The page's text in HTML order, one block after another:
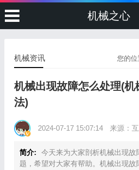
机械之心
您的位
机械资讯
机械出现故障怎么处理(机
法)
2024-07-17 15:07:14 来源：
简介:
今天来为大家剖析机械出现故
题，希望对大家有帮助。机械出现故